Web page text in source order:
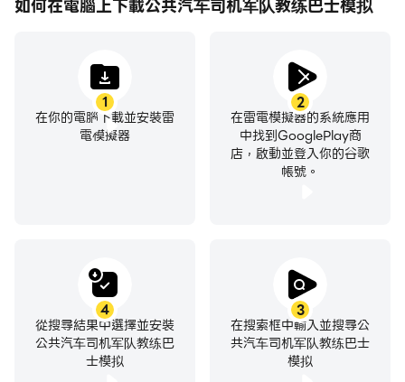
如何在電腦上下載公共汽车司机军队教练巴士模拟
1
在你的電腦下載並安裝雷
電模擬器
2
在雷電模擬器的系統應用
中找到GooglePlay商
店，啟動並登入你的谷歌
帳號。
3
在搜索框中輸入並搜尋公
共汽车司机军队教练巴士
模拟
4
從搜尋結果中選擇並安裝
公共汽车司机军队教练巴
士模拟